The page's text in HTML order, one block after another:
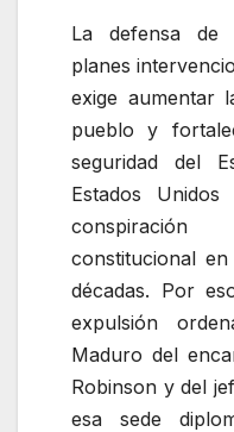
La defensa de
planes
exige aumentar
pueblo y
seguridad del
Estados
constitucional
décadas. Por
expulsión
Maduro del
Robinson y del
esa sede